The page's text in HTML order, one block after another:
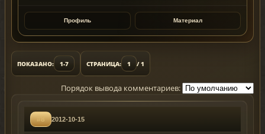
Профиль Материал
ПОКАЗАНО: 1-7 СТРАНИЦА: 1 / 1
Порядок вывода комментариев:
#8 2012-10-15